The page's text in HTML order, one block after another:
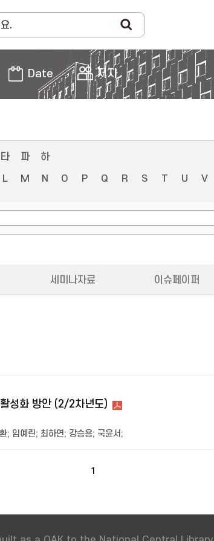
Date 저자
타 파
하
L M N O P Q R S T U V
세미나자료 이슈페이퍼
성화 방안 (2/2차년도)
; 임예린; 최하연; 강승용; 국윤서 ;
1